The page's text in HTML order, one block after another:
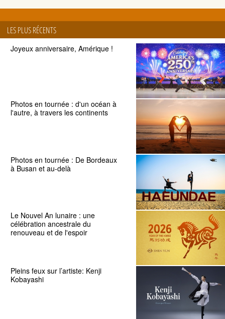
LES PLUS RÉCENTS
Joyeux anniversaire, Amérique !
Photos en tournée : d'un océan à
l'autre, à travers les continents
Photos en tournée : De Bordeaux
à Busan et au-delà
Le Nouvel An lunaire : une
célébration ancestrale du
renouveau et de l'espoir
Pleins feux sur l’artiste: Kenji
Kobayashi